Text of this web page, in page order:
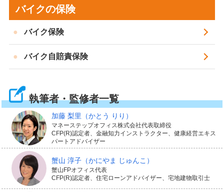
て保険金が支払われます。
ケガをした被害者の治療費や入院中の雑費、通院にかか
った交通費、休業への損害補償、慰謝料などについて、
それぞれ所定の金額が補償され、これらのお金を負担す
2.事故の相手が後遺障害を負い、賠
償するお金に備えられる
事故でけがをさせてしまった相手に後遺障害が残ったと
バイクの保険
バイク保険
バイク自賠責保険
執筆者・監修者一覧
加藤 梨里 （かとう りり）
マネーステップオフィス株式会社代表取締役
CFP(R)認定者、金融知力インストラクター、健康経営エキス
パートアドバイザー
蟹山 淳子 （かにやま じゅんこ）
蟹山FPオフィス代表
CFP(R)認定者、住宅ローンアドバイザー、宅地建物取引士